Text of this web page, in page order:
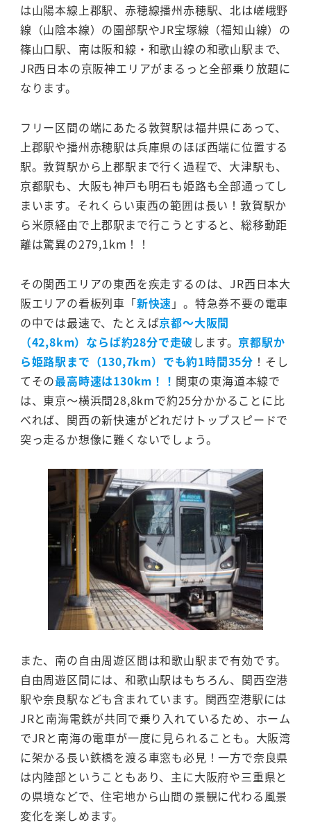
は山陽本線上郡駅、赤穂線播州赤穂駅、北は嵯峨野
線（山陰本線）の園部駅やJR宝塚線（福知山線）の
篠山口駅、南は阪和線・和歌山線の和歌山駅まで、
JR西日本の京阪神エリアがまるっと全部乗り放題に
なります。
フリー区間の端にあたる敦賀駅は福井県にあって、
上郡駅や播州赤穂駅は兵庫県のほぼ西端に位置する
駅。敦賀駅から上郡駅まで行く過程で、大津駅も、
京都駅も、大阪も神戸も明石も姫路も全部通ってし
まいます。それくらい東西の範囲は長い！敦賀駅か
ら米原経由で上郡駅まで行こうとすると、総移動距
離は驚異の279,1km！！
その関西エリアの東西を疾走するのは、JR西日本大
阪エリアの看板列車「新快速 」。特急券不要の電車
の中では最速で、たとえば京都～大阪間
（42,8km）ならば約28分で走破 します。 京都駅か
ら姫路駅まで（130,7km）でも約1時間35分 ！そし
てその最高時速は130km！！ 関東の東海道本線で
は、東京～横浜間28,8kmで約25分かかることに比
べれば、関西の新快速がどれだけトップスピードで
突っ走るか想像に難くないでしょう。
また、南の自由周遊区間は和歌山駅まで有効です。
自由周遊区間には、和歌山駅はもちろん、関西空港
駅や奈良駅なども含まれています。関西空港駅には
JRと南海電鉄が共同で乗り入れているため、ホーム
でJRと南海の電車が一度に見られることも。大阪湾
に架かる長い鉄橋を渡る車窓も必見！一方で奈良県
は内陸部ということもあり、主に大阪府や三重県と
の県境などで、住宅地から山間の景観に代わる風景
変化を楽しめます。